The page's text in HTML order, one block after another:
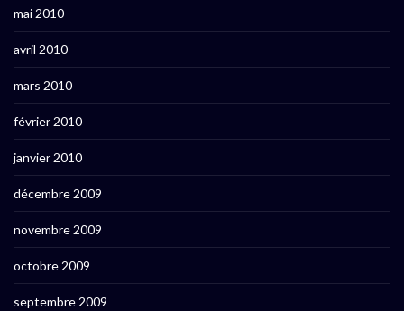
mai 2010
avril 2010
mars 2010
février 2010
janvier 2010
décembre 2009
novembre 2009
octobre 2009
septembre 2009